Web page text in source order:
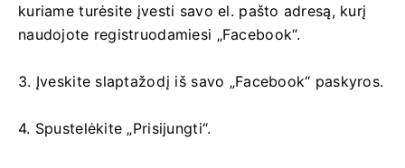
kuriame turėsite įvesti savo el. pašto adresą, kurį
naudojote registruodamiesi „Facebook“.
3. Įveskite slaptažodį iš savo „Facebook“ paskyros.
4. Spustelėkite „Prisijungti“.